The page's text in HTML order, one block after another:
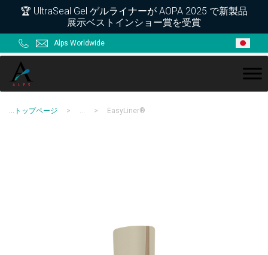
primary
navigation
main
content
primary
sidebar
footer
🏆 UltraSeal Gel ゲルライナーが AOPA 2025 で新製品
展示ベストインショー賞を受賞
Alps Worldwide
ALPS
... トップページ > ... > EasyLiner®